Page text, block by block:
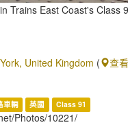
Trains East Coast's Class
United Kingdom ( 查
車輛 英國 Class 91
Photos/10221/